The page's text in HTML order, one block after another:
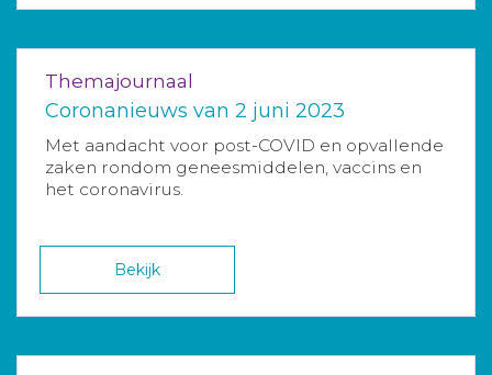
Themajournaal
Coronanieuws van 2 juni 2023
Met aandacht voor post-COVID en opvallende
zaken rondom geneesmiddelen, vaccins en
het coronavirus.
Bekijk